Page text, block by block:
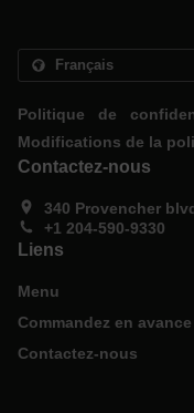
Politique de
Modifications de la
Contactez-nous
340 Provencher
+1 204-590-9330
Liens
Menu
Commandez en avance
Contactez-nous